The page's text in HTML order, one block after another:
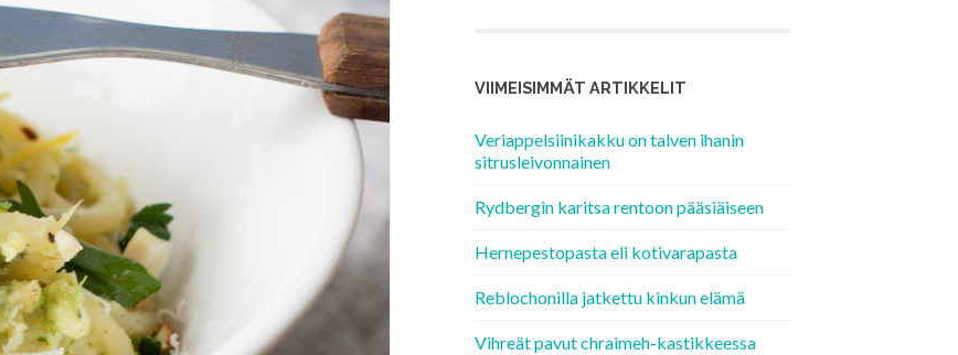
VIIMEISIMMÄT ARTIKKELIT
Veriappelsiinikakku on talven ihanin
sitrusleivonnainen
Rydbergin karitsa rentoon pääsiäiseen
Hernepestopasta eli kotivarapasta
Reblochonilla jatkettu kinkun elämä
Vihreät pavut chraimeh-kastikkeessa